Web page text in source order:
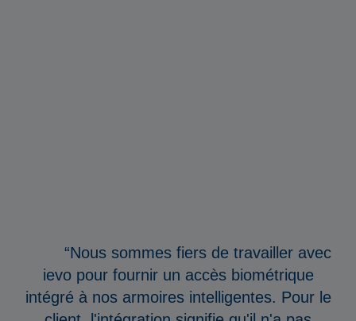
“Nous sommes fiers de travailler avec
ievo pour fournir un accès biométrique
intégré à nos armoires intelligentes. Pour le